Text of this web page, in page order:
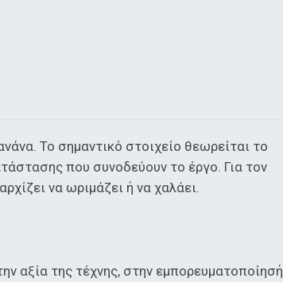
Το σημαντικό στοιχείο θεωρείται το
που συνοδεύουν το έργο. Για τον
να ωριμάζει ή να χαλάει.
αξία της τέχνης, στην εμπορευματοποίησή